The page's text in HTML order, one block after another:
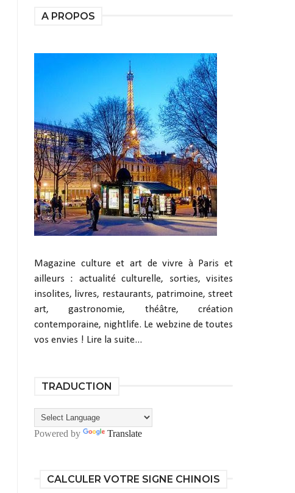
A PROPOS
Magazine culture et art de vivre à Paris et
ailleurs : actualité culturelle, sorties, visites
insolites, livres, restaurants, patrimoine, street
art, gastronomie, théâtre, création
contemporaine, nightlife. Le webzine de toutes
vos envies ! Lire la suite...
TRADUCTION
Powered by Translate
CALCULER VOTRE SIGNE CHINOIS